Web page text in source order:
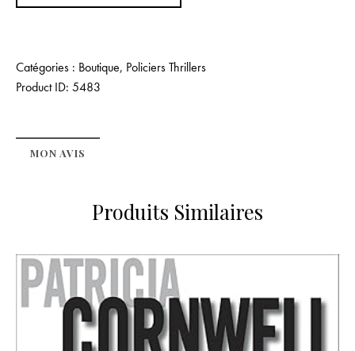
Catégories : Boutique, Policiers Thrillers
Product ID: 5483
MON AVIS
Produits Similaires